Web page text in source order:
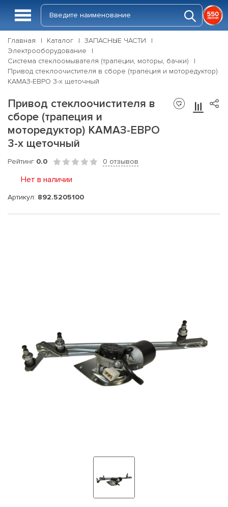
Главная Каталог
ЗАПАСНЫЕ ЧАСТИ
Электрооборудование
Система стеклоомывателя (трапеции, моторы, бачки)
Привод стеклоочистителя в сборе (трапеция и моторедуктор)
КАМАЗ-ЕВРО 3-х щеточный
Привод стеклоочистителя в
сборе (трапеция и
моторедуктор) КАМАЗ-ЕВРО
3-х щеточный
Рейтинг 0.0 0 отзывов
Нет в наличии
Артикул: 892.5205100